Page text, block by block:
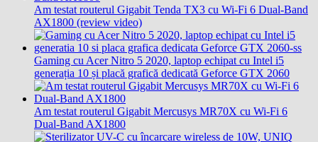
Am testat routerul Gigabit Tenda TX3 cu Wi-Fi 6 Dual-Band
AX1800 (review video)
Gaming cu Acer Nitro 5 2020, laptop echipat cu Intel i5
generația 10 și placă grafică dedicată Geforce GTX 2060
Am testat routerul Gigabit Mercusys MR70X cu Wi-Fi 6
Dual-Band AX1800